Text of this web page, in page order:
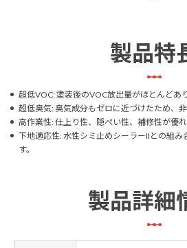
製品特
超低VOC: 塗装後のVOC放出量がほとんどあ
超低臭気: 臭気成分もゼロに近づけたため、非
高作業性: 仕上り性、隠ぺい性、補修性が優れ
下地適応性: 水性シミ止めシーラーIIとの組
す。
製品詳細